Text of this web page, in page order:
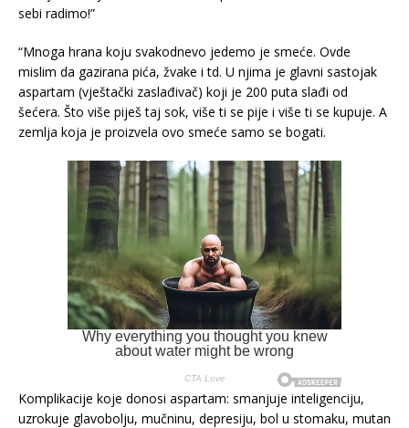
sebi radimo!”
“Mnoga hrana koju svakodnevo jedemo je smeće. Ovde
mislim da gazirana pića, žvake i td. U njima je glavni sastojak
aspartam (vještački zaslađivač) koji je 200 puta slađi od
šećera. Što više piješ taj sok, više ti se pije i više ti se kupuje. A
zemlja koja je proizvela ovo smeće samo se bogati.
Komplikacije koje donosi aspartam: smanjuje inteligenciju,
uzrokuje glavobolju, mučninu, depresiju, bol u stomaku, mutan